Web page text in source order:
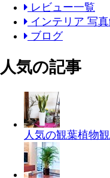
レビュー一覧
インテリア 写
ブログ
人気の記事
人気の観葉植物